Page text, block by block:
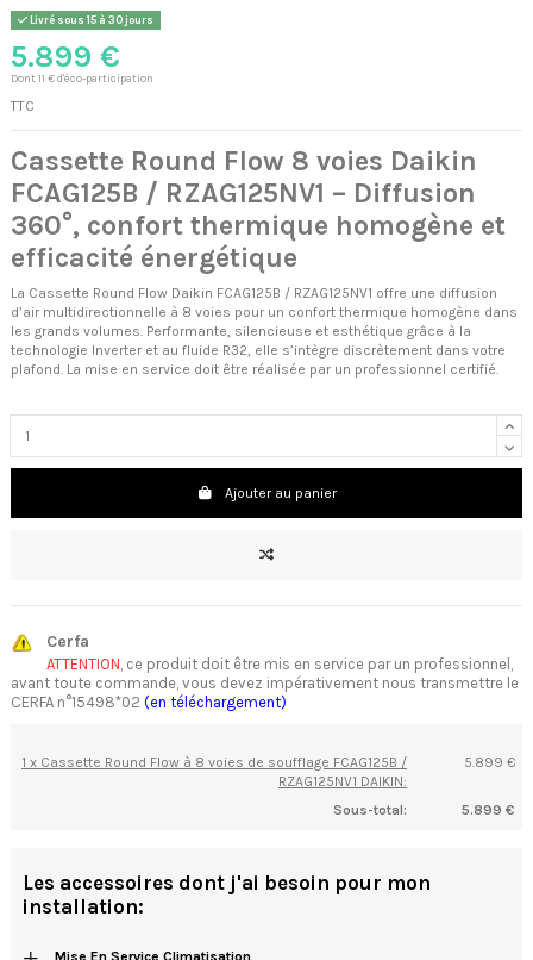
Livré sous 15 à 30 jours
5.899 €
Dont 11 € d'éco-participation
TTC
Cassette Round Flow 8 voies Daikin
FCAG125B / RZAG125NV1 – Diffusion
360°, confort thermique homogène et
efficacité énergétique
La Cassette Round Flow Daikin FCAG125B / RZAG125NV1 offre une diffusion
d’air multidirectionnelle à 8 voies pour un confort thermique homogène dans
les grands volumes. Performante, silencieuse et esthétique grâce à la
technologie Inverter et au fluide R32, elle s’intègre discrètement dans votre
plafond. La mise en service doit être réalisée par un professionnel certifié.
Ajouter au panier
Cerfa
ATTENTION, ce produit doit être mis en service par un professionnel,
avant toute commande, vous devez impérativement nous transmettre le
CERFA n°15498*02 (en téléchargement)
1 x Cassette Round Flow à 8 voies de soufflage FCAG125B /
RZAG125NV1 DAIKIN:
5.899 €
Sous-total: 5.899 €
Les accessoires dont j'ai besoin pour mon
installation: